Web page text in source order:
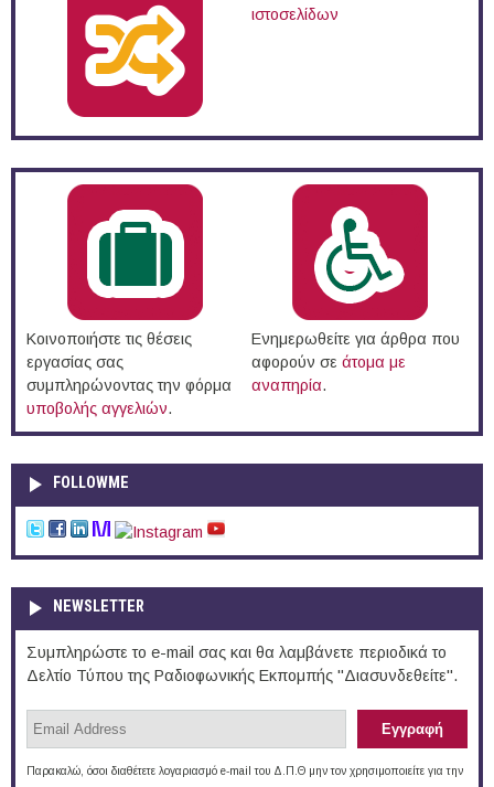
ιστοσελίδων
Κοινοποιήστε τις θέσεις
εργασίας σας
συμπληρώνοντας την φόρμα
υποβολής αγγελιών.
Ενημερωθείτε για άρθρα που
αφορούν σε άτομα με
αναπηρία.
FOLLOWME
NEWSLETTER
Συμπληρώστε το e-mail σας και θα λαμβάνετε περιοδικά το
Δελτίο Τύπου της Ραδιοφωνικής Εκπομπής "Διασυνδεθείτε".
Παρακαλώ, όσοι διαθέτετε λογαριασμό e-mail του Δ.Π.Θ μην τον χρησιμοποιείτε για την